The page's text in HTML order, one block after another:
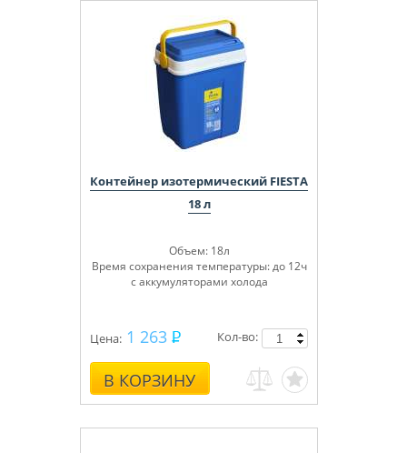
Контейнер изотермический FIESTA
18 л
Объем: 18л
Время сохранения температуры: до 12ч
с аккумуляторами холода
Цена: 1 263
В КОРЗИНУ
Кол-во: